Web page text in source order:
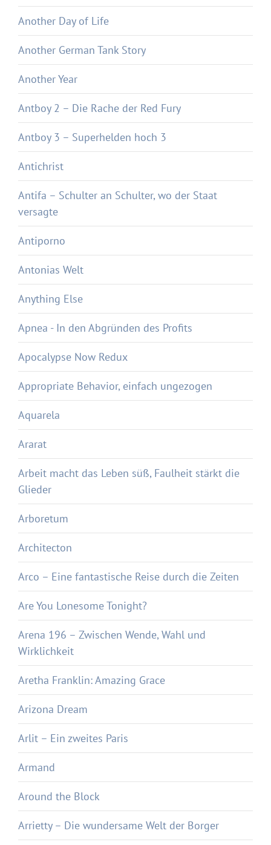
Another Day of Life
Another German Tank Story
Another Year
Antboy 2 – Die Rache der Red Fury
Antboy 3 – Superhelden hoch 3
Antichrist
Antifa – Schulter an Schulter, wo der Staat
versagte
Antiporno
Antonias Welt
Anything Else
Apnea - In den Abgründen des Profits
Apocalypse Now Redux
Appropriate Behavior, einfach ungezogen
Aquarela
Ararat
Arbeit macht das Leben süß, Faulheit stärkt die
Glieder
Arboretum
Architecton
Arco – Eine fantastische Reise durch die Zeiten
Are You Lonesome Tonight?
Arena 196 – Zwischen Wende, Wahl und
Wirklichkeit
Aretha Franklin: Amazing Grace
Arizona Dream
Arlit – Ein zweites Paris
Armand
Around the Block
Arrietty – Die wundersame Welt der Borger